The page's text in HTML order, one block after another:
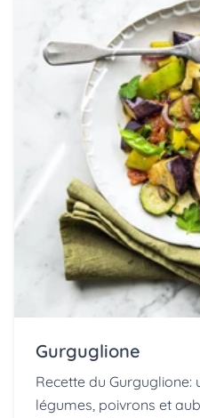
Gurguglione
Recette du Gurguglione:
légumes, poivrons et